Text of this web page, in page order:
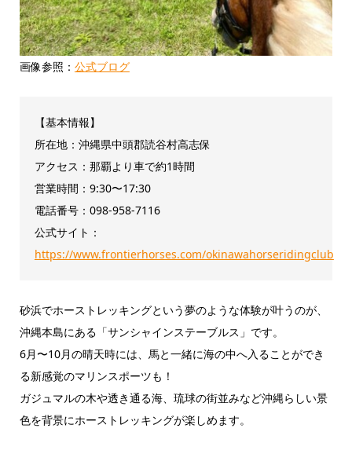
画像参照： 公式ブログ
【基本情報】
所在地：沖縄県中頭郡読谷村高志保
アクセス：那覇より車で約1時間
営業時間：9:30〜17:30
電話番号：098-958-7116
公式サイト：
https://www.frontierhorses.com/okinawahorseridingclub
砂浜でホーストレッキングという夢のような体験が叶うのが、
沖縄本島にある「サンシャインステーブルス」です。
6月〜10月の晴天時には、馬と一緒に海の中へ入ることができ
る新感覚のマリンスポーツも！
ガジュマルの木や透き通る海、琉球の街並みなど沖縄らしい景
色を背景にホーストレッキングが楽しめます。